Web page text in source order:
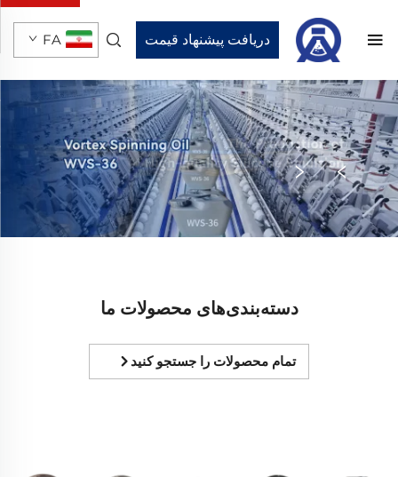
دریافت پیشنهاد قیمت FA
دسته‌بندی‌های محصولات ما
تمام محصولات را جستجو کنید